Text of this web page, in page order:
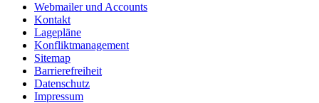
Webmailer und Accounts
Kontakt
Lagepläne
Konfliktmanagement
Sitemap
Barrierefreiheit
Datenschutz
Impressum